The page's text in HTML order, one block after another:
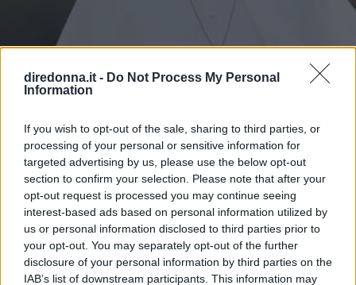
diredonna.it - Do Not Process My Personal
Information
If you wish to opt-out of the sale, sharing to third parties, or
processing of your personal or sensitive information for
targeted advertising by us, please use the below opt-out
section to confirm your selection. Please note that after your
opt-out request is processed you may continue seeing
interest-based ads based on personal information utilized by
us or personal information disclosed to third parties prior to
your opt-out. You may separately opt-out of the further
disclosure of your personal information by third parties on the
IAB’s list of downstream participants. This information may